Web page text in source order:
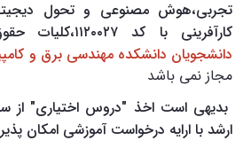
کارآفرینی با کد ۱۱۲۰۰۲۷،کلیات حقوق شهروندی)،
دانشجویان دانشکده مهندسی برق و
مجاز نمی باشد
بدیهی است اخذ "دروس اختیاری" از
ارشد با ارایه درخواست آموزشی امکان